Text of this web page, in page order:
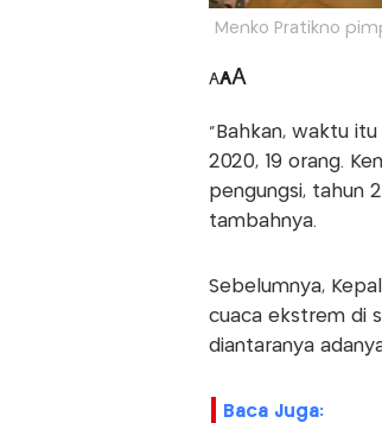
Menko Pratikno
AAA
"Bahkan, waktu
2020, 19 orang.
pengungsi, tahun
tambahnya.
Sebelumnya,
cuaca ekstrem di
diantaranya
Baca Juga: